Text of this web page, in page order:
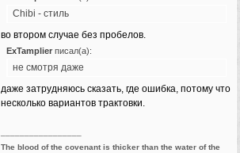
Chibi - стиль
во втором случае без пробелов.
ExTamplier писал(а):
не смотря даже
даже затрудняюсь сказать, где ошибка, потому что
несколько вариантов трактовки.
The blood of the covenant is thicker than the water of the